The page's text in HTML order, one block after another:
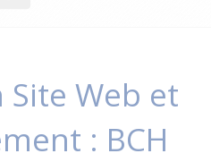
Site Web et
: BCH